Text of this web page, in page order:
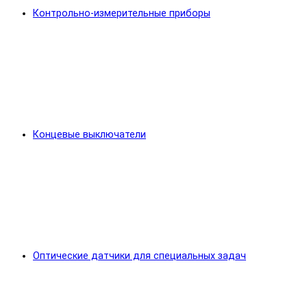
Контрольно-измерительные приборы
Концевые выключатели
Оптические датчики для специальных задач